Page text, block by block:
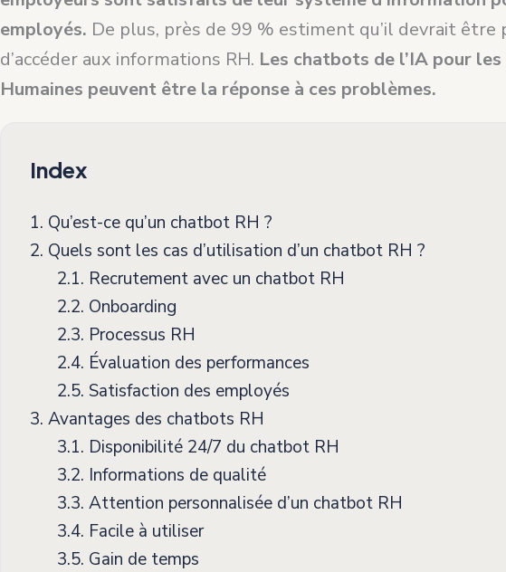
employés. De plus, près de 99 % estiment qu’il devrait être
d’accéder aux informations RH. Les chatbots de l’IA pour
Humaines peuvent être la réponse à ces problèmes.
Index
1. Qu’est-ce qu’un chatbot RH ?
2. Quels sont les cas d’utilisation d’un chatbot RH ?
2.1. Recrutement avec un chatbot RH
2.2. Onboarding
2.3. Processus RH
2.4. Évaluation des performances
2.5. Satisfaction des employés
3. Avantages des chatbots RH
3.1. Disponibilité 24/7 du chatbot RH
3.2. Informations de qualité
3.3. Attention personnalisée d’un chatbot RH
3.4. Facile à utiliser
3.5. Gain de temps